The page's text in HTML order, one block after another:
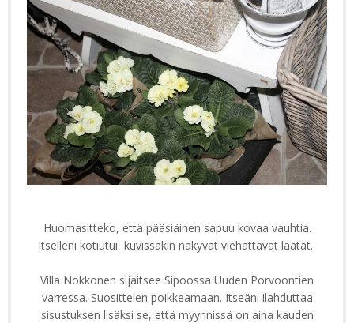
Huomasitteko, että pääsiäinen sapuu kovaa vauhtia.
Itselleni kotiutui kuvissakin näkyvät viehättävät laatat.
Villa Nokkonen sijaitsee Sipoossa Uuden Porvoontien
varressa. Suosittelen poikkeamaan. Itseäni ilahduttaa
sisustuksen lisäksi se, että myynnissä on aina kauden